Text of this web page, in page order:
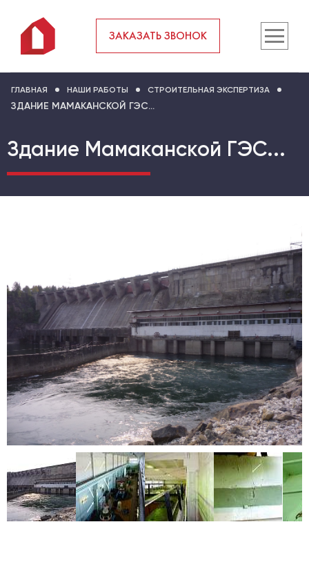
ЗАКАЗАТЬ ЗВОНОК
ГЛАВНАЯ НАШИ РАБОТЫ СТРОИТЕЛЬНАЯ ЭКСПЕРТИЗА
ЗДАНИЕ МАМАКАНСКОЙ ГЭС...
Здание Мамаканской ГЭС...